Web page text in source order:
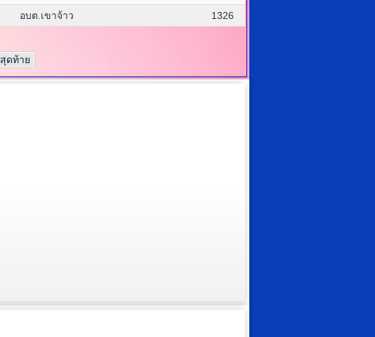
อบต.เขาจ้าว
1326
สุดท้าย